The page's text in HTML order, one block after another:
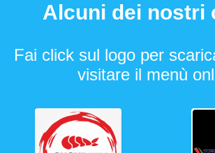
Alcuni dei nostri
Fai click sul logo per
visitare il menù